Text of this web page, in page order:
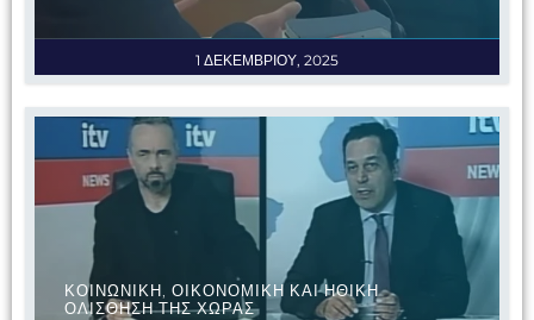
1 ΔΕΚΕΜΒΡΙΟΥ, 2025
ΚΟΙΝΩΝΙΚΗ, ΟΙΚΟΝΟΜΙΚΗ ΚΑΙ ΗΘΙΚΗ
ΟΛΙΣΘΗΣΗ ΤΗΣ ΧΩΡΑΣ